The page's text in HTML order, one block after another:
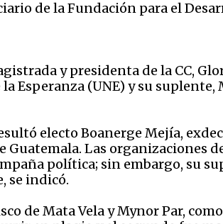
de la Fundación para el
y presidenta de la CC,
Esperanza (UNE) y su suplente,
electo Boanerge Mejía,
Guatemala. Las organizaciones
política; sin embargo, su
se indicó.
de Mata Vela y Mynor Par,